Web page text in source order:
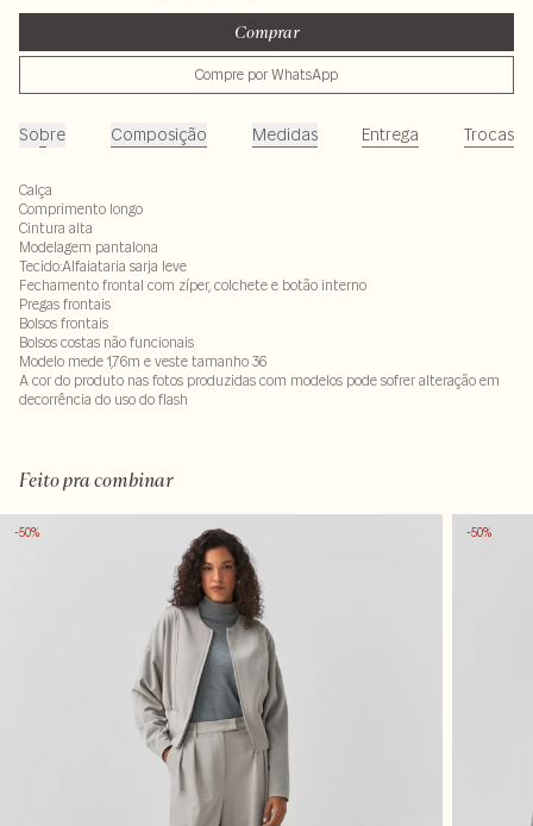
Comprar
Compre por WhatsApp
Sobre Composição Medidas Entrega Trocas
Calça
Comprimento longo
Cintura alta
Modelagem pantalona
Tecido:Alfaiataria sarja leve
Fechamento frontal com zíper, colchete e botão interno
Pregas frontais
Bolsos frontais
Bolsos costas não funcionais
Modelo mede 1,76m e veste tamanho 36
A cor do produto nas fotos produzidas com modelos pode sofrer alteração em
decorrência do uso do flash
Feito pra combinar
-50% -50%